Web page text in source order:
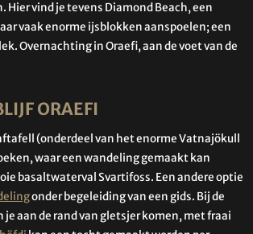
Hier vind je tevens Diamond Beach, een
vaak enorme ijsblokken aanspoelen; een
Overnachting in Oraefi, aan de voet van de
ORAEFI
(onderdeel van het enorme Vatnajökull
waar een wandeling gemaakt kan
basaltwaterval Svartifoss. Een andere optie
onder begeleiding van een gids. Bij de
aan de rand van gletsjer komen, met fraai